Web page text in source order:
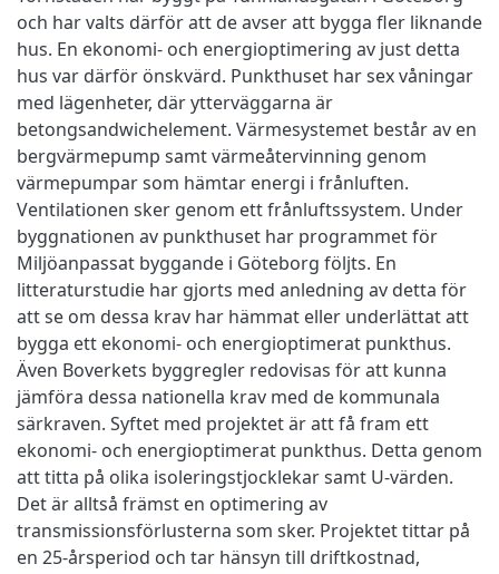
och har valts därför att de avser att bygga fler liknande
hus. En ekonomi- och energioptimering av just detta
hus var därför önskvärd. Punkthuset har sex våningar
med lägenheter, där ytterväggarna är
betongsandwichelement. Värmesystemet består av en
bergvärmepump samt värmeåtervinning genom
värmepumpar som hämtar energi i frånluften.
Ventilationen sker genom ett frånluftssystem. Under
byggnationen av punkthuset har programmet för
Miljöanpassat byggande i Göteborg följts. En
litteraturstudie har gjorts med anledning av detta för
att se om dessa krav har hämmat eller underlättat att
bygga ett ekonomi- och energioptimerat punkthus.
Även Boverkets byggregler redovisas för att kunna
jämföra dessa nationella krav med de kommunala
särkraven. Syftet med projektet är att få fram ett
ekonomi- och energioptimerat punkthus. Detta genom
att titta på olika isoleringstjocklekar samt U-värden.
Det är alltså främst en optimering av
transmissionsförlusterna som sker. Projektet tittar på
en 25-årsperiod och tar hänsyn till driftkostnad,